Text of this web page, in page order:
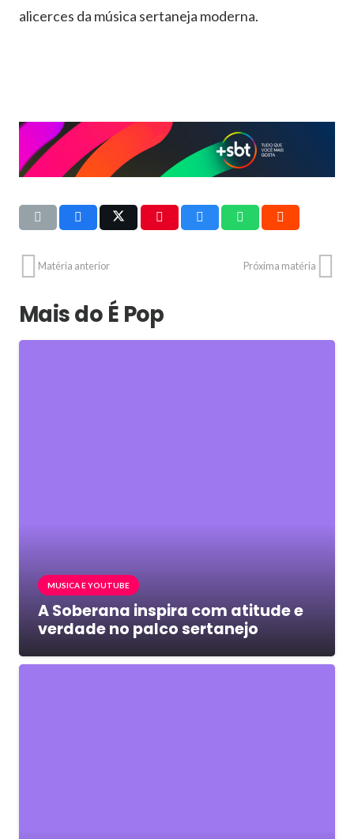
alicerces da música sertaneja moderna.
Matéria anterior Próxima matéria
Mais do É Pop
MUSICA E YOUTUBE
A Soberana inspira com atitude e
verdade no palco sertanejo